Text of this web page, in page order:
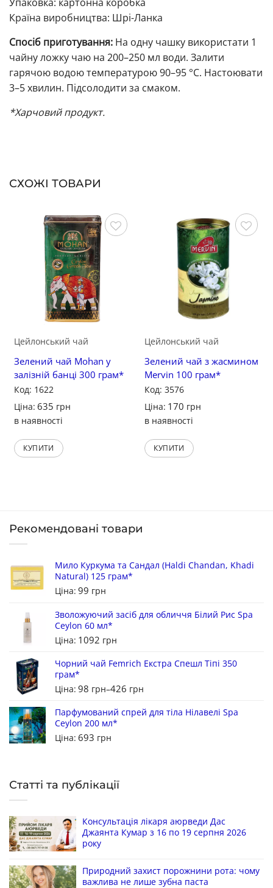
Країна виробництва: Шрі-Ланка
Спосіб приготування: На одну чашку використати 1
чайну ложку чаю на 200–250 мл води. Залити
гарячою водою температурою 90–95 °C. Настоювати
3–5 хвилин. Підсолодити за смаком.
*Харчовий продукт.
СХОЖІ ТОВАРИ
Зберегти
Цейлонський чай
Зелений чай Mohan у
залізній банці 300 грам*
Код: 1622
Ціна: 635 грн
в наявності
КУПИТИ
Зберегти
Цейлонський чай
Зелений чай з жасмином
Mervin 100 грам*
Код: 3576
Ціна: 170 грн
в наявності
КУПИТИ
Рекомендовані товари
Мило Куркума та Сандал (Haldi Chandan, Khadi
Natural) 125 грам*
Ціна: 99 грн
Зволожуючий засіб для обличчя Білий Рис Spa
Ceylon 60 мл*
Ціна: 1092 грн
Чорний чай Femrich Екстра Спешл Тіпі 350
грам*
Ціна: 98 грн–426 грн
Парфумований спрей для тіла Нілавелі Spa
Ceylon 200 мл*
Ціна: 693 грн
Статті та публікації
Консультація лікаря аюрведи Дас
Джаянта Кумар з 16 по 19 серпня 2026
року
Природний захист порожнини рота: чому
важлива не лише зубна паста